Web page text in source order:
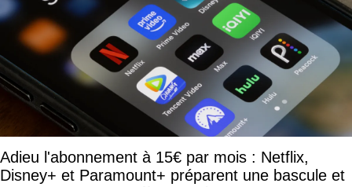
Adieu l'abonnement à 15€ par mois : Netflix,
Disney+ et Paramount+ préparent une bascule et